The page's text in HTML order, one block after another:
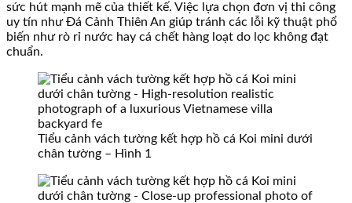
sức hút mạnh mẽ của thiết kế. Việc lựa chọn đơn vị thi công
uy tín như Đá Cảnh Thiên An giúp tránh các lỗi kỹ thuật phổ
biến như rò rỉ nước hay cá chết hàng loạt do lọc không đạt
chuẩn.
Tiểu cảnh vách tường kết hợp hồ cá Koi mini dưới
chân tường – Hình 1